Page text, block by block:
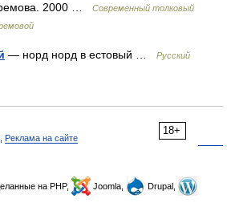
2000 …
Современный толковый
— норд норд в естовый …
Русский
18+
Реклама на сайте
на PHP, Joomla,
Drupal,